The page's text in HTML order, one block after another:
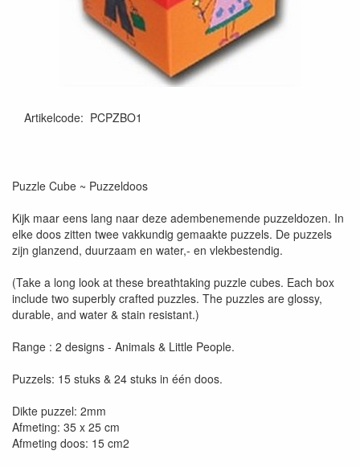
Artikelcode: PCPZBO1
Puzzle Cube ~ Puzzeldoos
Kijk maar eens lang naar deze adembenemende puzzeldozen. In
elke doos zitten twee vakkundig gemaakte puzzels. De puzzels
zijn glanzend, duurzaam en water,- en vlekbestendig.
(Take a long look at these breathtaking puzzle cubes. Each box
include two superbly crafted puzzles. The puzzles are glossy,
durable, and water & stain resistant.)
Range : 2 designs - Animals & Little People.
Puzzels: 15 stuks & 24 stuks in één doos.
Dikte puzzel: 2mm
Afmeting: 35 x 25 cm
Afmeting doos: 15 cm2